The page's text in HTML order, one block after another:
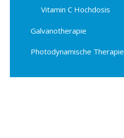
Vitamin C Hochdosis
Galvanotherapie
Photodynamische Therapie